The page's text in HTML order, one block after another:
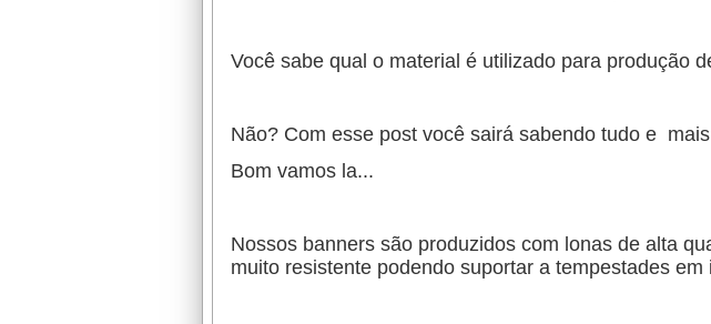
Você sabe qual o material é utilizado para produção
Não? Com esse post você sairá sabendo tudo e
Bom vamos la...
Nossos banners são produzidos com lonas de alta
muito resistente podendo suportar a tempestades